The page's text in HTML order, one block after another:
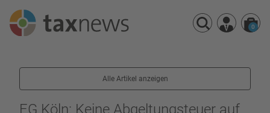
Webinare
0
Alle Artikel anzeigen
FG Köln: Keine Abgeltungsteuer auf